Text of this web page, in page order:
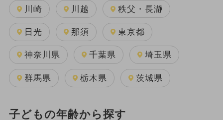
川崎 川越 秩父・長瀞
日光 那須 東京都
神奈川県 千葉県 埼玉県
群馬県 栃木県 茨城県
子どもの年齢から探す